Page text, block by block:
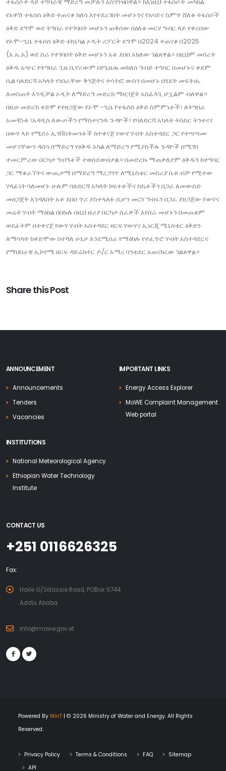
የአዋሽ ተፋሰስ ዕቅድ ተጠናቆ ክለሳ እየተደረገበት መሆኑንና የአባይና ስምጥ ሸለቆ ተፋሰሶች
ዕቅድ ደግሞ ወደ ትግበራ የተገባበት መሆኑን ጠቅሰው በዕለቱ መርሃ ግብር ላይ የቀረበው
የኦሞ-ጊቤ ተፋሰስ ዕቅድ ቴክኒካል ኦዲት ሪፓርት ደግሞ በ2024 ተጠናቆ በ2025
(እ.ኤ.አ) ወደ ስራ የተገባበት ዕቅድ መሆኑን አቶ ደበበ አክለው ገልጸዋል። በዚህም መሰረት
ዕቅዱ አጭር የትግበራ ጊዜ ቢኖረውም በየጊዜዉ መከለስ ዓብይ ተግባር በመሆኑና ቀደም
ሲል ባለድርሻ አካላት የነበራቸው ቅንጅትና ተሳትፎ ውስን በመሆኑ በሂደት መፍትሔ
ለመስጠት እንዲቻል ኦዲት ለማድረግ መድረክ ማዘጋጀት አስፈላጊ ሆኗልም ብለዋል።
በዚሁ መድረክ ቀድሞ የተዘጋጀው የኦሞ -ጊቤ የተፋሰስ ዕቅድ ስምምነቶች፣ ለትግበራ
አመቺነቱ ፣አዳዲስ ለውጦችን የማስተናገዱ ጉዳዮች፣ የባለድርሻ አካላት ትስስር ትንተናና
በውሃ ላይ የሚሰሩ ኢንቨስትመንቶች ከተቀናጀ የውሃ ሃብት አስተዳደር ጋር የተጣጣሙ
መሆናቸውን ዳሰሳ በማድረግ የዕቅዱ አካል ለማድረግ የሚያስችሉ ጉዳዮች በሚገባ
ተመርምረው በርካታ ግብዓቶች ተወስደውበታል። በመድረኩ ማጠቃለያም ዕቅዱን ከተግባር
ጋር ማቆራኘትና ውጤታማ በማድረግ ማረጋገጥ ለሚኒስቴር መስሪያ ቤቱ ብቻ የሚተው
ሃላፊነት ባለመሆኑ ሁሉም ባለድርሻ አካላት ክፍተቶችና ስኬቶችን በጋራ ለመውሰድ
መዘጋጀት እንዳለበት አቶ ደበበ ጥሪ ያስተላለፉ ሲሆን መርሃ ግብሩን በጋራ ያዘጋጀው የውሃና
መሬት ሃብት ማዕከል በበኩሉ በዚህ ዙሪያ በርካታ ስራዎች እየሰራ መሆኑን በመጠቆም
ወደፊትም በተቀናጀ የውሃ ሃብት አስተዳደር ዘርፍ የውሃና ኢነርጂ ሚኒስቴር ዕቅድን
ለማሳካት ከቀድሞው በተሻለ ሁኔታ እንደሚሰራ የማዕከሉ የተፈጥሮ ሃብት አስተዳደርና
የማህበራዊ ኢኮኖሚ ዘርፍ ዳይሬክተር ዶ/ር አማረ ባንቲደር አጠናክረው ገልጸዋል።
Share this Post
ANNOUNCEMENT
Announcements
Tenders
Vacancies
IMPORTANT LINKS
Energy Access Explorer
MoWE Complaint Management
Web portal
INSTITUTIONS
National Meteorological Agency
Ethiopian Water Technology
Institute
CONTACT US
+251 0116626325
Fax:
Haile G/Sillassie Road, POBox 5744
Addis Ababa
info@mowe.gov.et
Powered By MinT | © 2026 Ministry of Water and Energy. All Rights
Reserved.
Privacy Policy Terms & Conditions FAQ
Sitemap
API